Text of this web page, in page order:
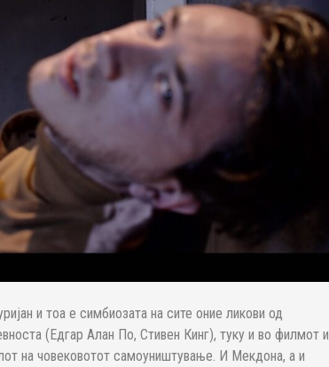
и тоа е симбиозата на сите оние ликови од
(Едгар Алан По, Стивен Кинг), туку и во филмот и
на човековотот самоуништување. И Мекдона, а и